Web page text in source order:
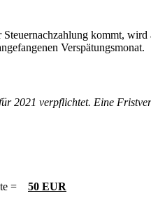
kommt,
Verspätungsmonat.
2021 verpflichtet. Eine
= 50 EUR